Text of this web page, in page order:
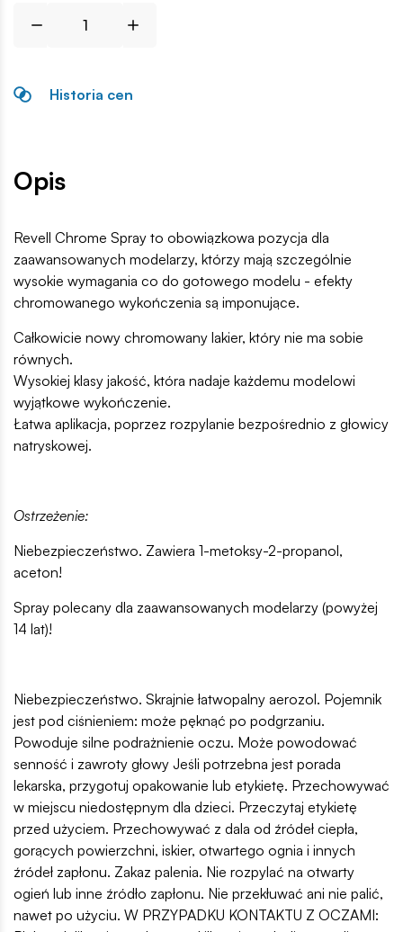
Historia cen
Opis
Revell Chrome Spray to obowiązkowa pozycja dla
zaawansowanych modelarzy, którzy mają szczególnie
wysokie wymagania co do gotowego modelu - efekty
chromowanego wykończenia są imponujące.
Całkowicie nowy chromowany lakier, który nie ma sobie
równych.
Wysokiej klasy jakość, która nadaje każdemu modelowi
wyjątkowe wykończenie.
Łatwa aplikacja, poprzez rozpylanie bezpośrednio z głowicy
natryskowej.
Ostrzeżenie:
Niebezpieczeństwo. Zawiera 1-metoksy-2-propanol,
aceton!
Spray polecany dla zaawansowanych modelarzy (powyżej
14 lat)!
Niebezpieczeństwo. Skrajnie łatwopalny aerozol. Pojemnik
jest pod ciśnieniem: może pęknąć po podgrzaniu.
Powoduje silne podrażnienie oczu. Może powodować
senność i zawroty głowy Jeśli potrzebna jest porada
lekarska, przygotuj opakowanie lub etykietę. Przechowywać
w miejscu niedostępnym dla dzieci. Przeczytaj etykietę
przed użyciem. Przechowywać z dala od źródeł ciepła,
gorących powierzchni, iskier, otwartego ognia i innych
źródeł zapłonu. Zakaz palenia. Nie rozpylać na otwarty
ogień lub inne źródło zapłonu. Nie przekłuwać ani nie palić,
nawet po użyciu. W PRZYPADKU KONTAKTU Z OCZAMI: